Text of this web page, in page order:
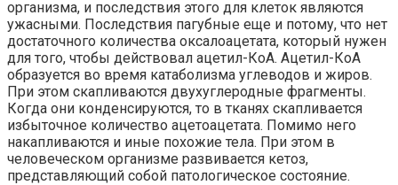
организма, и последствия этого для клеток являются
ужасными. Последствия пагубные еще и потому, что нет
достаточного количества оксалоацетата, который нужен
для того, чтобы действовал ацетил-КоА. Ацетил-КоА
образуется во время катаболизма углеводов и жиров.
При этом скапливаются двухуглеродные фрагменты.
Когда они конденсируются, то в тканях скапливается
избыточное количество ацетоацетата. Помимо него
накапливаются и иные похожие тела. При этом в
человеческом организме развивается кетоз,
представляющий собой патологическое состояние.